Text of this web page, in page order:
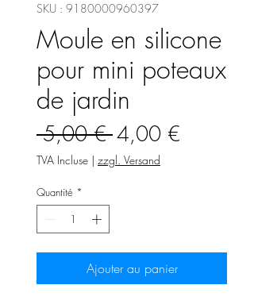
SKU : 9180000960397
Moule en silicone
pour mini poteaux
de jardin
5,00 € Prix
original
4,00 €
TVA Incluse | zzgl. Versand
Quantité *
Ajouter au panier